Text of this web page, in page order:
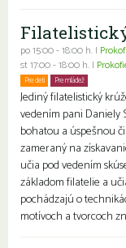
po 15:00 - 18:00 h. |
st 17:00 - 18:00 h. |
Pre deti Pre mládež
Jediný filatelistický
vedením pani Daniely
bohatou a úspešnou
zameraný na
učia pod vedením
základom filatelie a
pochádzajú o
motívoch a tvorcoch